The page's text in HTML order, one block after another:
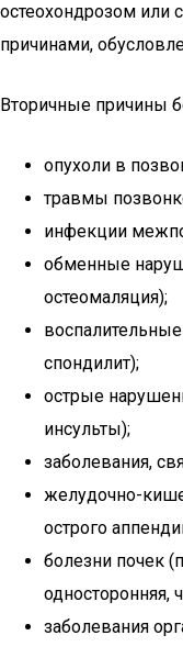
остеохондрозом или
причинами,
Вторичные причины
опухоли в
травмы
инфекции
обменные
остеомаляция);
спондилит);
острые
инсульты);
заболевания,
желудочно-
острого
болезни почек
односторонняя,
заболевания